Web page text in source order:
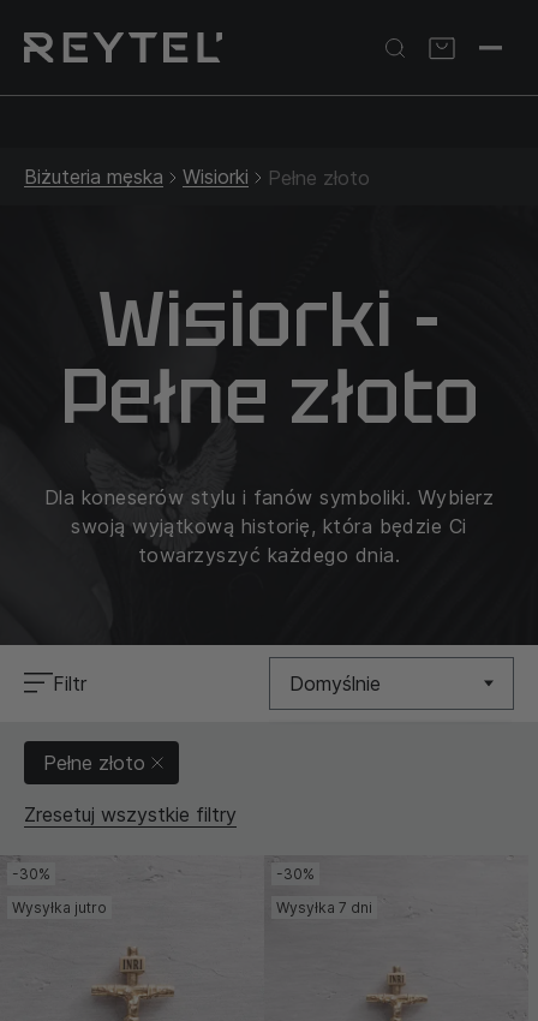
Biżuteria męska Wisiorki Pełne złoto
Wisiorki -
Pełne złoto
Dla koneserów stylu i fanów symboliki. Wybierz
swoją wyjątkową historię, która będzie Ci
towarzyszyć każdego dnia.
Filtr Domyślnie
Cena (Wysoka >
Złota biżuteria: –30% | Do 31.08
Pełne złoto
Zresetuj wszystkie filtry
-30%
Wysyłka jutro
-30%
Wysyłka 7 dni